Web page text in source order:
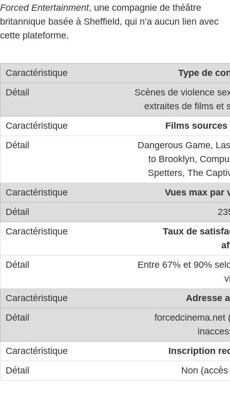
Forced Entertainment, une compagnie de théâtre
britannique basée à Sheffield, qui n’a aucun lien avec
cette plateforme.
Type de
Scènes de violence
extraites de films et
Films sources
Dangerous Game,
to Brooklyn,
Spetters, The
Vues max par
Taux de
Entre 67% et 90%
Adresse
forcedcinema.net
Inscription
Non